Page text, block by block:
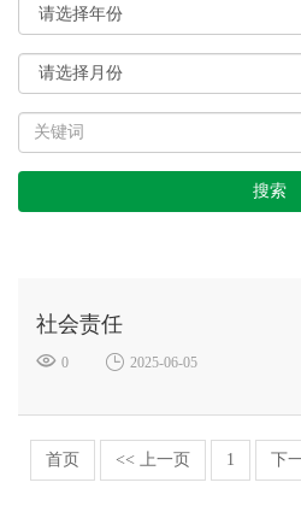
社会责任
0 2025-06-05
首页 << 上一页 1 下